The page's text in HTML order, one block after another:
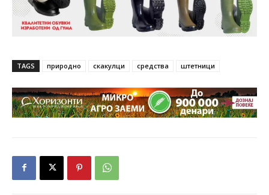
TAGS природно скакулци средства штетници